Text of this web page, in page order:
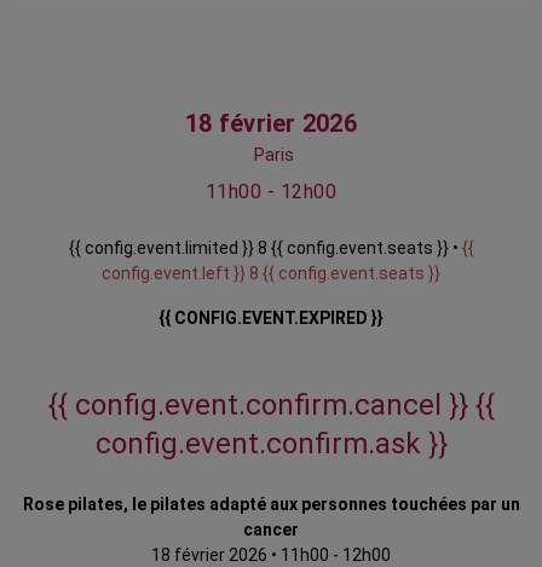
18 février 2026
Paris
11h00 - 12h00
{{ config.event.limited }} 8 {{ config.event.seats }} • {{
config.event.left }} 8 {{ config.event.seats }}
{{ CONFIG.EVENT.EXPIRED }}
{{ config.event.confirm.cancel }} {{
config.event.confirm.ask }}
Rose pilates, le pilates adapté aux personnes touchées par un
cancer
18 février 2026 • 11h00 - 12h00